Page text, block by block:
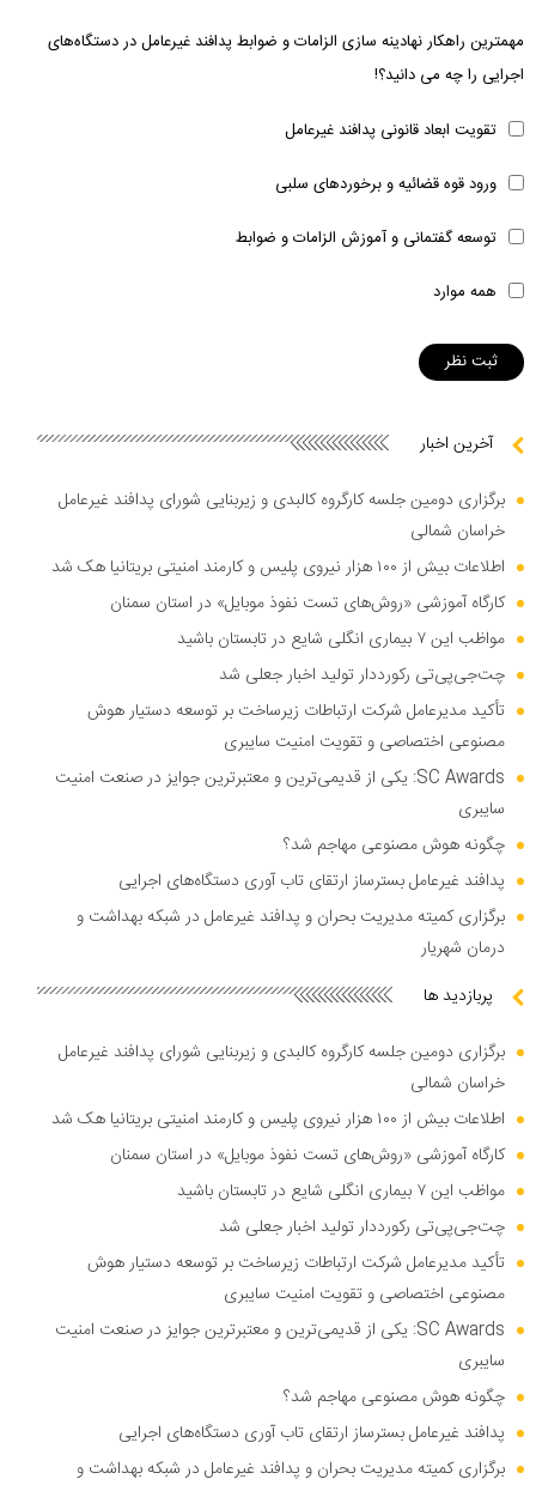
مهمترین راهکار نهادینه سازی الزامات و ضوابط پدافند غیرعامل در دستگاه‌های
اجرایی را چه می دانید؟!
تقویت ابعاد قانونی پدافند غیرعامل
ورود قوه قضائیه و برخوردهای سلبی
توسعه گفتمانی و آموزش الزامات و ضوابط
همه موارد
آخرین اخبار
برگزاری دومین جلسه کارگروه کالبدی و زیربنایی شورای پدافند غیرعامل
خراسان شمالی
اطلاعات بیش از ۱۰۰ هزار نیروی پلیس و کارمند امنیتی بریتانیا هک شد
کارگاه آموزشی «روش‌های تست نفوذ موبایل» در استان سمنان
مواظب این ۷ بیماری انگلی شایع در تابستان باشید
چت‌جی‌پی‌تی رکورددار تولید اخبار جعلی شد
تأکید مدیرعامل شرکت ارتباطات زیرساخت بر توسعه دستیار هوش
مصنوعی اختصاصی و تقویت امنیت سایبری
SC Awards: یکی از قدیمی‌ترین و معتبرترین جوایز در صنعت امنیت
سایبری
چگونه هوش مصنوعی مهاجم شد؟
پدافند غیرعامل بسترساز ارتقای تاب آوری دستگاه‌های اجرایی
برگزاری کمیته مدیریت بحران و پدافند غیرعامل در شبکه بهداشت و
درمان شهریار
پربازدید ها
برگزاری دومین جلسه کارگروه کالبدی و زیربنایی شورای پدافند غیرعامل
خراسان شمالی
اطلاعات بیش از ۱۰۰ هزار نیروی پلیس و کارمند امنیتی بریتانیا هک شد
کارگاه آموزشی «روش‌های تست نفوذ موبایل» در استان سمنان
مواظب این ۷ بیماری انگلی شایع در تابستان باشید
چت‌جی‌پی‌تی رکورددار تولید اخبار جعلی شد
تأکید مدیرعامل شرکت ارتباطات زیرساخت بر توسعه دستیار هوش
مصنوعی اختصاصی و تقویت امنیت سایبری
SC Awards: یکی از قدیمی‌ترین و معتبرترین جوایز در صنعت امنیت
سایبری
چگونه هوش مصنوعی مهاجم شد؟
پدافند غیرعامل بسترساز ارتقای تاب آوری دستگاه‌های اجرایی
برگزاری کمیته مدیریت بحران و پدافند غیرعامل در شبکه بهداشت و